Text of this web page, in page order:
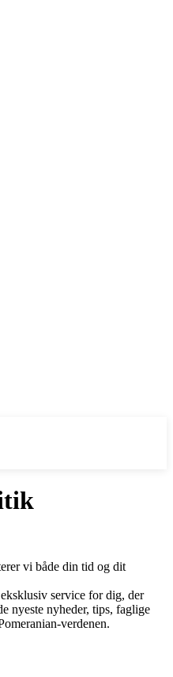
vi både din tid og dit
service for dig, der
nyeste nyheder, tips, faglige
verdenen.